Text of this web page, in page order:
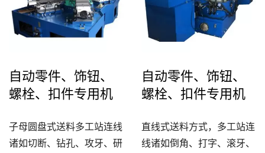
自动零件、饰钮、
螺栓、扣件专用机
子母圆盘式送料多工站连线
诸如切断、钻孔、攻牙、研
自动零件、饰钮、
螺栓、扣件专用机
直线式送料方式，多工站连
线诸如倒角、打字、滚牙、